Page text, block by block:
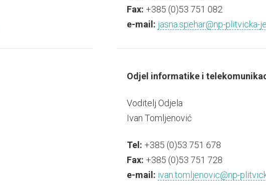
Fax: +385 (0)53 751 082
e-mail: jasna.spehar@np-plitvicka-
Odjel informatike i
Voditelj Odjela
Ivan Tomljenović
Tel: +385 (0)53 751 678
Fax: +385 (0)53 751 728
e-mail: ivan.tomljenovic@np-